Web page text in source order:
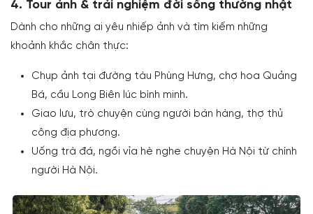
4. Tour ảnh & trải nghiệm đời sống thường nhật
Dành cho những ai yêu nhiếp ảnh và tìm kiếm những
khoảnh khắc chân thực:
Chụp ảnh tại đường tàu Phùng Hưng, chợ hoa Quảng
Bá, cầu Long Biên lúc bình minh.
Giao lưu, trò chuyện cùng người bán hàng, thợ thủ
công địa phương.
Uống trà đá, ngồi vỉa hè nghe chuyện Hà Nội từ chính
người Hà Nội.